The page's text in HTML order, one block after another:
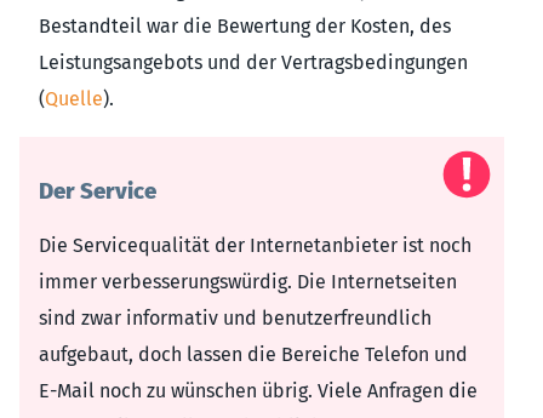
Bestandteil war die Bewertung der Kosten, des
Leistungsangebots und der Vertragsbedingungen
(Quelle).
Der Service
Die Servicequalität der Internetanbieter ist noch
immer verbesserungswürdig. Die Internetseiten
sind zwar informativ und benutzerfreundlich
aufgebaut, doch lassen die Bereiche Telefon und
E-Mail noch zu wünschen übrig. Viele Anfragen die